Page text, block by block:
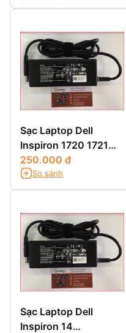
Sạc Laptop Dell
Inspiron 1720 1721
1749 1750 1764
250.000 đ
So sánh
Sạc Laptop Dell
Inspiron 14